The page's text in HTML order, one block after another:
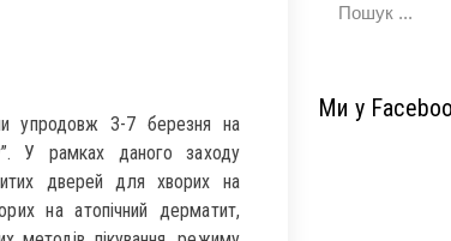
упродовж 3-7 березня на
У рамках даного заходу
дверей для хворих на
на атопічний дерматит,
Ми у